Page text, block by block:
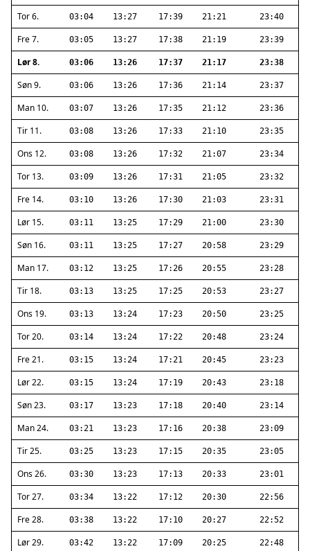
Tor 6. 03:04 13:27 17:39 21:21 23:40
Fre 7. 03:05 13:27 17:38 21:19 23:39
Lør 8. 03:06 13:26 17:37 21:17 23:38
Søn 9. 03:06 13:26 17:36 21:14 23:37
Man 10. 03:07 13:26 17:35 21:12 23:36
Tir 11. 03:08 13:26 17:33 21:10 23:35
Ons 12. 03:08 13:26 17:32 21:07 23:34
Tor 13. 03:09 13:26 17:31 21:05 23:32
Fre 14. 03:10 13:26 17:30 21:03 23:31
Lør 15. 03:11 13:25 17:29 21:00 23:30
Søn 16. 03:11 13:25 17:27 20:58 23:29
Man 17. 03:12 13:25 17:26 20:55 23:28
Tir 18. 03:13 13:25 17:25 20:53 23:27
Ons 19. 03:13 13:24 17:23 20:50 23:25
Tor 20. 03:14 13:24 17:22 20:48 23:24
Fre 21. 03:15 13:24 17:21 20:45 23:23
Lør 22. 03:15 13:24 17:19 20:43 23:18
Søn 23. 03:17 13:23 17:18 20:40 23:14
Man 24. 03:21 13:23 17:16 20:38 23:09
Tir 25. 03:25 13:23 17:15 20:35 23:05
Ons 26. 03:30 13:23 17:13 20:33 23:01
Tor 27. 03:34 13:22 17:12 20:30 22:56
Fre 28. 03:38 13:22 17:10 20:27 22:52
Lør 29. 03:42 13:22 17:09 20:25 22:48